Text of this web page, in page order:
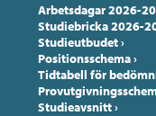
Arbetsdagar 2026-
Studiebricka 2026-
Studieutbudet›
Positionsschema›
Tidtabell för
Studieavsnitt›